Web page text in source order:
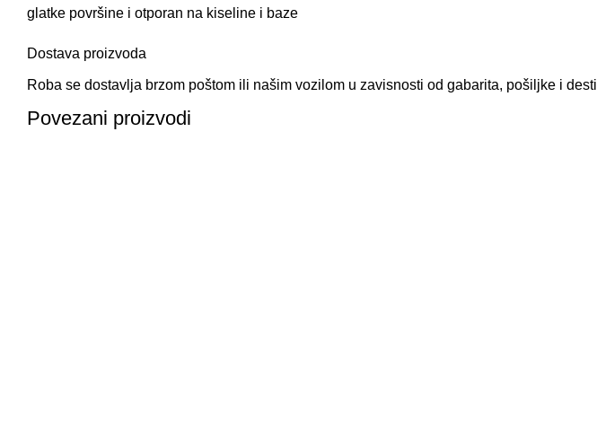
glatke površine i otporan na kiseline i baze
Dostava proizvoda
Roba se dostavlja brzom poštom ili našim vozilom u zavisnosti od gabarita, pošiljke i
Povezani proizvodi